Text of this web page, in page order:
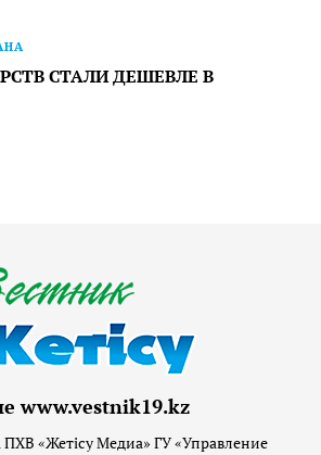
СТАЛИ ДЕШЕВЛЕ В
www.vestnik19.kz
«Жетісу Медиа» ГУ «Управление